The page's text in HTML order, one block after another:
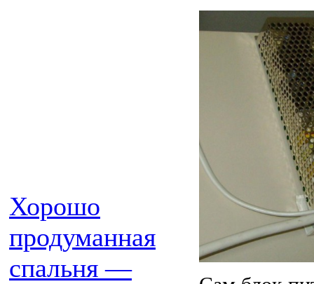
Хорошо
продуманная
спальня —